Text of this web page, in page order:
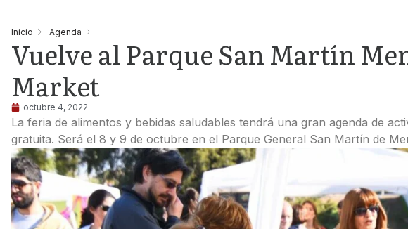
Inicio Agenda
Vuelve al Parque San Martín
Market
octubre 4, 2022
La feria de alimentos y bebidas saludables tendrá una gran agenda de
gratuita. Será el 8 y 9 de octubre en el Parque General San Martín de